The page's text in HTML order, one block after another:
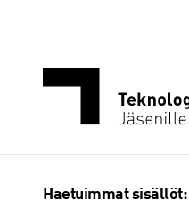
Haetuimmat sisällöt: